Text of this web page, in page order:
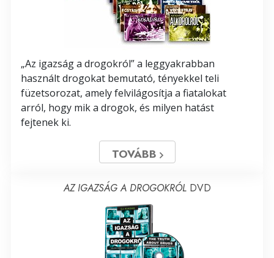
„Az igazság a drogokról” a leggyakrabban
használt drogokat bemutató, tényekkel teli
füzetsorozat, amely felvilágosítja a fiatalokat
arról, hogy mik a drogok, és milyen hatást
fejtenek ki.
TOVÁBB
AZ IGAZSÁG A DROGOKRÓLDVD